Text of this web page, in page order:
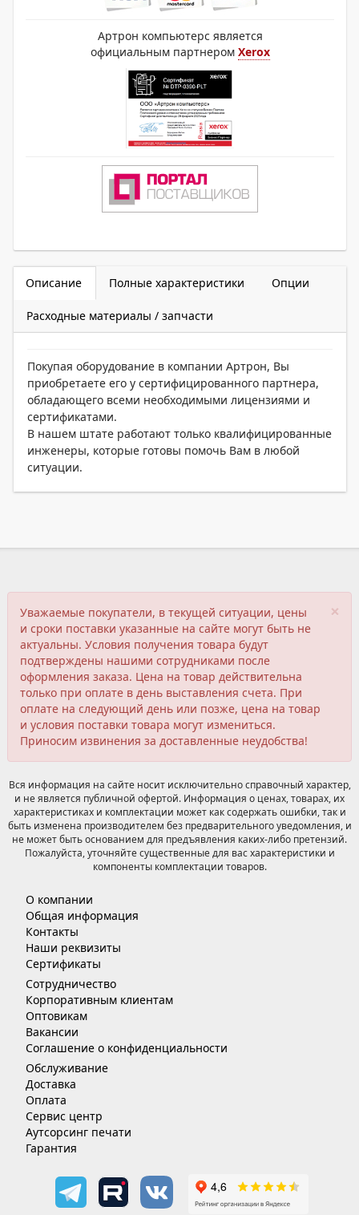
Артрон компьютерс является
официальным партнером Xerox
Описание Полные характеристики Опции
Расходные материалы / запчасти
Покупая оборудование в компании Артрон, Вы
приобретаете его у сертифицированного партнера,
обладающего всеми необходимыми лицензиями и
сертификатами.
В нашем штате работают только квалифицированные
инженеры, которые готовы помочь Вам в любой
ситуации.
×
Уважаемые покупатели, в текущей ситуации, цены
и сроки поставки указанные на сайте могут быть не
актуальны. Условия получения товара будут
подтверждены нашими сотрудниками после
оформления заказа. Цена на товар действительна
только при оплате в день выставления счета. При
оплате на следующий день или позже, цена на товар
и условия поставки товара могут измениться.
Приносим извинения за доставленные неудобства!
Вся информация на сайте носит исключительно справочный характер,
и не является публичной офертой. Информация о ценах, товарах, их
характеристиках и комплектации может как содержать ошибки, так и
быть изменена производителем без предварительного уведомления, и
не может быть основанием для предъявления каких-либо претензий.
Пожалуйста, уточняйте существенные для вас характеристики и
компоненты комплектации товаров.
О компании
Общая информация
Контакты
Наши реквизиты
Сертификаты
Сотрудничество
Корпоративным клиентам
Оптовикам
Вакансии
Соглашение о конфиденциальности
Обслуживание
Доставка
Оплата
Сервис центр
Аутсорсинг печати
Гарантия